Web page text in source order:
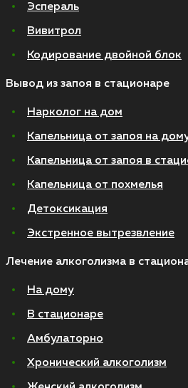
Эспераль
Вивитрол
Кодирование двойной блок
Вывод из запоя в стационаре
Нарколог на дом
Капельница от запоя на
Капельница от запоя в
Капельница от похмелья
Детоксикация
Экстренное вытрезвление
Лечение алкоголизма в
На дому
В стационаре
Амбулаторно
Хронический алкоголизм